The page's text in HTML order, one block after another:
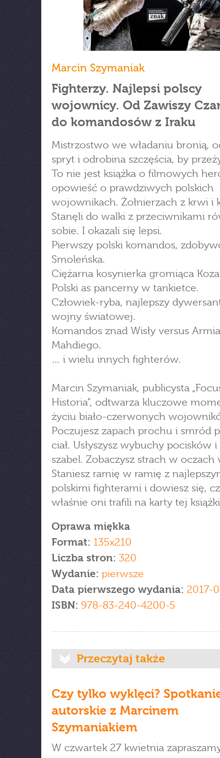
Marcin Szymaniak
Fighterzy. Najlepsi polscy
wojownicy. Od Zawiszy
do komandosów z Iraku
Mistrzostwo we władaniu bronią,
spryt i odrobina szczęścia, by
To nie jest książka o filmowych
opowieść o prawdziwych polskich
wojownikach. Żołnierzach z krwi i
Stanęli do walki z przeciwnikami
sobie. I okazali się lepsi.
Pierwszy polski komandos,
Smoleńska.
Ciężarna kosynierka gromiąca
Polski as pancerny w tankietce.
Człowiek-ryba, najlepszy
wojny światowej.
Komandos znad Wisły versus Armia
Mahdiego.
… i wielu innych fighterów.
Marcin Szymaniak, publicysta
Historia”, odtwarza kluczowe
życiu biało-czerwonych
Poczujesz zapach prochu i smród
ciał. Usłyszysz wybuchy pocisków
szabel. Zobaczysz strach w
Staniesz ramię w ramię z
polskimi fighterami i dowiesz się,
właśnie oni trafili na karty tej
Oprawa miękka
Format: 135x210
Liczba stron: 320
Wydanie: pierwsze
Data pierwszego wydania: 2017-
ISBN: 978-83-240-4200-5
Przeczytaj także
Czy tylko wyklęci?
autorskie z Marcinem
Szymaniakiem
W czwartek 27 kwietnia